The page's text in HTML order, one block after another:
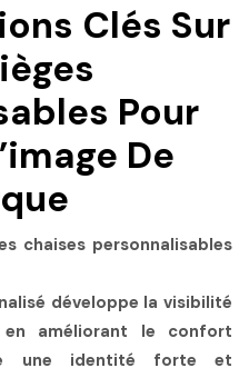
Clés Sur
Pour
De
chaises personnalisables
développe la visibilité
améliorant le confort
une identité forte et